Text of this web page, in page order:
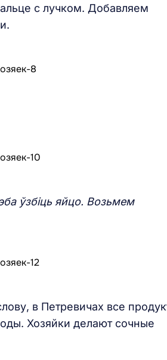
с лучком. Добавляем
ўзбіць яйцо. Возьмем
в Петревичах все
Хозяйки делают сочные